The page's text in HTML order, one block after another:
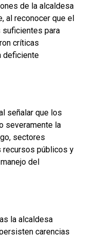
de la alcaldesa
al reconocer que el
suficientes para
críticas
deficiente
señalar que los
severamente la
sectores
recursos públicos y
del
la alcaldesa
carencias